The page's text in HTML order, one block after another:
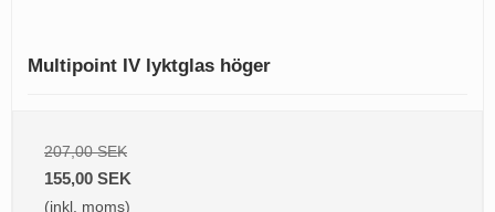
Multipoint IV lyktglas höger
207,00 SEK
155,00 SEK
(inkl. moms)